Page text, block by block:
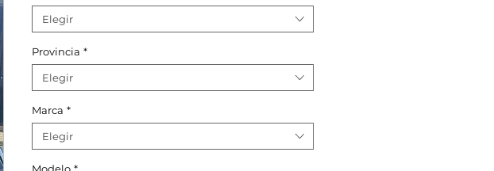
Elegir
Provincia *
Elegir
Marca *
Elegir